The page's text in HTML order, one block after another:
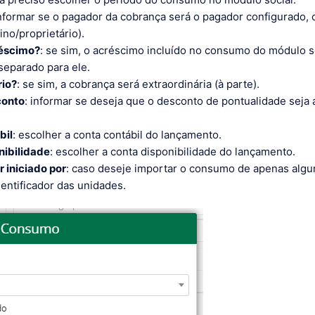
se o pagador da cobrança será o pagador configurado,
proprietário).
: se sim, o acréscimo incluído no consumo do módulo
para ele.
: se sim, a cobrança será extraordinária (à parte).
: informar se deseja que o desconto de pontualidade seja
: escolher a conta contábil do lançamento.
: escolher a conta disponibilidade do lançamento.
iniciado por: caso deseje importar o consumo de apenas
das unidades.